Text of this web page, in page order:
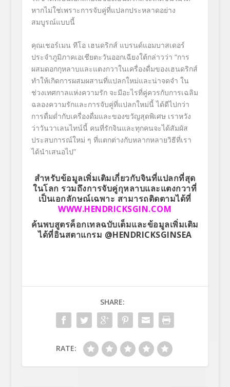
หากไม่ใช่เพราะการจับคู่ที่แปลกประหลาดอย่าง
สมบูรณ์แบบนี้
คุณเชอร์เมน ทีโอ เฮนดริกส์ แบรนด์แอมบาสเดอร์
ประจำภูมิภาคเอเชียตะวันออกเฉียงใต้กล่าวว่า “การ
ผสมดอกกุหลาบและแตงกวาในเครื่องดื่มของเฮนดริกส์
ทำให้เกิดการผสมผสานที่แปลกใหม่และน่าจดจำ ใน
ช่วงเทศกาลแห่งความรัก จะมีอะไรที่คู่ควรกับการเฉลิม
ฉลองความรักและการจับคู่ที่แปลกใหม่นี้ ได้ดีไปกว่า
การดื่มด่ำกับเครื่องดื่มและของขวัญสุดพิเศษ เราหวัง
ว่าวันวาเลนไทน์นี้ คนที่รักจินและทุกคนจะได้สัมผัส
ประสบการณ์ใหม่ ๆ ที่แตกต่างกับหลากหลายวิธีที่เรา
ได้นำเสนอไป”
สำหรับข้อมูลเพิ่มเติมเกี่ยวกับจินที่แปลกที่สุด
ในโลก รวมถึงการจับคู่กุหลาบและแตงกวาที่
เป็นเอกลักษณ์เฉพาะ สามารถติดตามได้ที่
WWW.HENDRICKSGIN.COM
ค้นพบสูตรค็อกเทลฉบับเต็มและข้อมูลเพิ่มเติม
ได้ที่อินสตาแกรม @HENDRICKSGINSEA
SHARE:
RATE: